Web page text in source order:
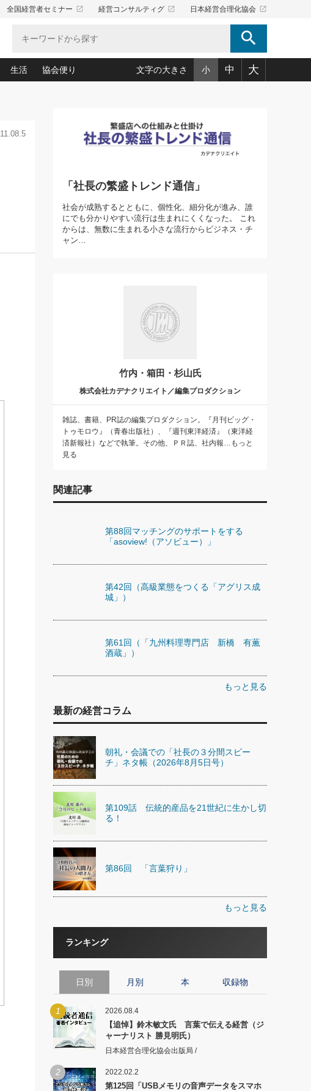
全国経営者セミナー launch 経営コンサルティグ launch 日本経営合理化協会 launch
search
【追悼】鈴木敏文氏 言葉で伝
予防策(10)
仕組みづくり(210)
善(174)
いしたいと思われる 気配りの達人(127)
マニュアル(92)
知識と新常識(57)
企業の人育て」(38)
がる！ワンランク上の手紙・メール術(100)
の「社長の人間力の磨き方」(86)
名言の教え 東洋思想に学ぶ経営学(132)
「日本の指導者たち」(32)
生活
(50)
ワインを楽しむ基礎レッスン(12)
必読！社長が読むべき今月の4冊(88)
眼と耳で楽しむ読書術(162)
社長の「氣」(30)
協会便り
ビジネス見聞録 経営ニュース(100)
経営セミナー情報局(1)
講話を聞いて学ぼう 実学・耳学・磨く「ミミガク」のすすめ
文字の大きさ 小 中 大
「社長の繁盛トレンド通信」
社会が成熟するとともに、個性化、細分化が進み、誰
にでも分かりやすい流行は生まれにくくなった。 これ
からは、無数に生まれる小さな流行からビジネス・チ
ャン…
竹内・箱田・杉山氏
株式会社カデナクリエイト／編集プロダクション
雑誌、書籍、PR誌の編集プロダクション。『月刊ビッグ・
トゥモロウ』（青春出版社）、『週刊東洋経済』（東洋経
済新報社）などで執筆。その他、ＰＲ誌、社内報…もっと
見る
関連記事
第88回マッチングのサポートをする
「asoview!（アソビュー）」
第42回（高級業態をつくる「アグリス成
城」）
第61回（「九州料理専門店 新橋 有薫
酒蔵」）
もっと見る
最新の経営コラム
朝礼・会議での「社長の３分間スピー
チ」ネタ帳（2026年8月5日号）
第109話 伝統的産品を21世紀に生かし切
る！
第86回 「言葉狩り」
もっと見る
ランキング
日別 月別 本 収録物
1 2026.08.4
【追悼】鈴木敏文氏 言葉で伝える経営（ジ
ャーナリスト 勝見明氏）
日本経営合理化協会出版局 /
2 2022.02.2
第125回「USBメモリの音声データをスマホ